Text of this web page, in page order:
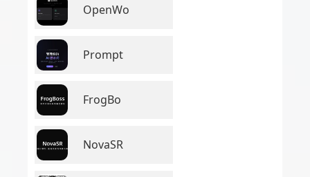
OpenWo
Prompt
FrogBo
NovaSR